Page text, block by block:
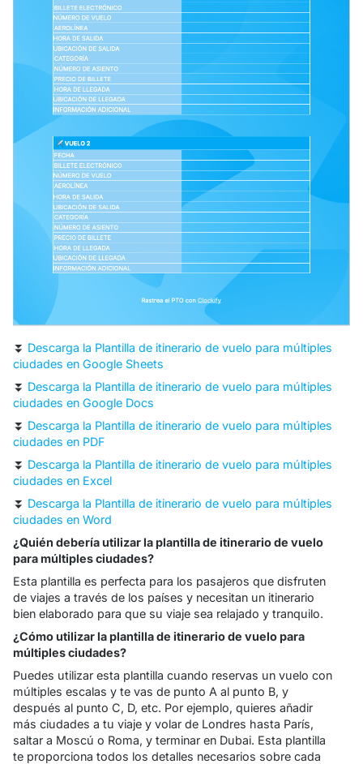
⏬ Descarga la Plantilla de itinerario de vuelo para múltiples
ciudades en Google Sheets
⏬ Descarga la Plantilla de itinerario de vuelo para múltiples
ciudades en Google Docs
⏬ Descarga la Plantilla de itinerario de vuelo para múltiples
ciudades en PDF
⏬ Descarga la Plantilla de itinerario de vuelo para múltiples
ciudades en Excel
⏬ Descarga la Plantilla de itinerario de vuelo para múltiples
ciudades en Word
¿Quién debería utilizar la plantilla de itinerario de vuelo
para múltiples ciudades?
Esta plantilla es perfecta para los pasajeros que disfruten
de viajes a través de los países y necesitan un itinerario
bien elaborado para que su viaje sea relajado y tranquilo.
¿Cómo utilizar la plantilla de itinerario de vuelo para
múltiples ciudades?
Puedes utilizar esta plantilla cuando reservas un vuelo con
múltiples escalas y te vas de punto A al punto B, y
después al punto C, D, etc. Por ejemplo, quieres añadir
más ciudades a tu viaje y volar de Londres hasta París,
saltar a Moscú o Roma, y terminar en Dubai. Esta plantilla
te proporciona todos los detalles necesarios sobre cada